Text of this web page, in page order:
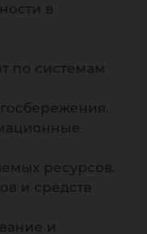
в
по системам
ресурсов.
и средств
и